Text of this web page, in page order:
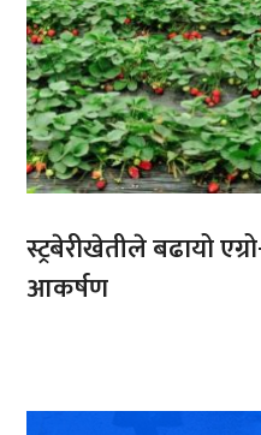
स्ट्रबेरीखेतीले बढायो
आकर्षण